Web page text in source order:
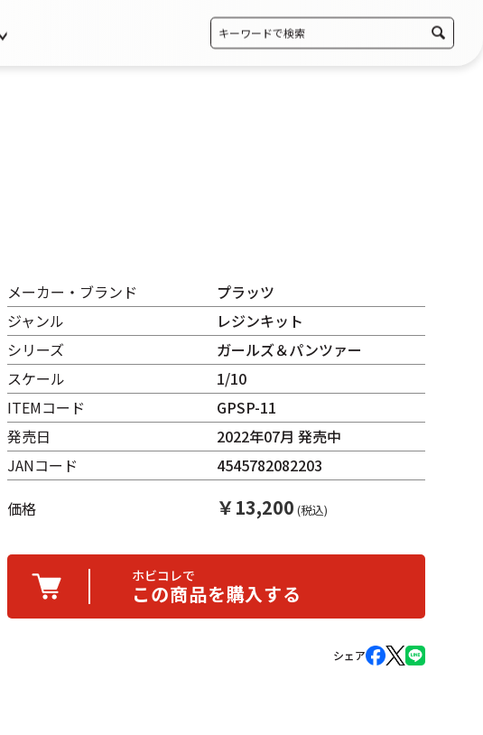
メーカー・ブランド
プラッツ
ジャンル
レジンキット
シリーズ
ガールズ＆パンツァー
スケール
1/10
ITEMコード
GPSP-11
発売日
2022年07月 発売中
JANコード
4545782082203
価格
￥13,200 (税込)
ホビコレで
この商品を購入する
シェア